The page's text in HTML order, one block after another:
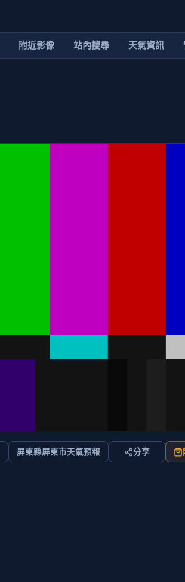
附近影像 站內搜尋 天氣資訊
屏東縣屏東市天氣預報 分享